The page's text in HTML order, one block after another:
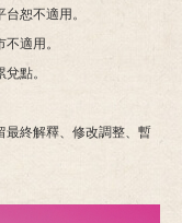
恕不適用。
適用。
點。
最終解釋、修改調整、暫